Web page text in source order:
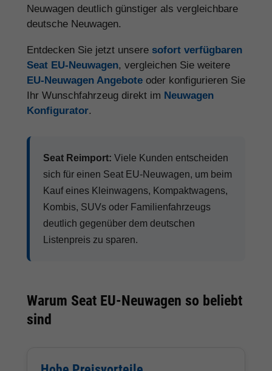
Neuwagen deutlich günstiger als vergleichbare
deutsche Neuwagen.
Entdecken Sie jetzt unsere sofort verfügbaren
Seat EU-Neuwagen, vergleichen Sie weitere
EU-Neuwagen Angebote oder konfigurieren Sie
Ihr Wunschfahrzeug direkt im Neuwagen
Konfigurator.
Seat Reimport: Viele Kunden entscheiden
sich für einen Seat EU-Neuwagen, um beim
Kauf eines Kleinwagens, Kompaktwagens,
Kombis, SUVs oder Familienfahrzeugs
deutlich gegenüber dem deutschen
Listenpreis zu sparen.
Warum Seat EU-Neuwagen so beliebt
sind